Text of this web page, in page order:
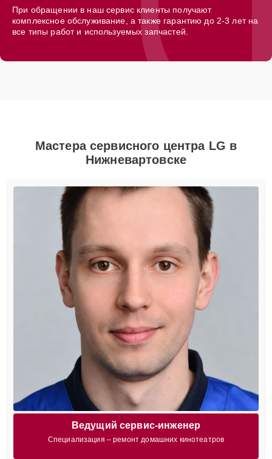
При обращении в наш сервис клиенты получают
комплексное обслуживание, а также гарантию до 2-3 лет на
все типы работ и используемых запчастей.
Мастера сервисного центра LG в
Нижневартовске
Ведущий сервис-инженер
Специализация – ремонт домашних кинотеатров